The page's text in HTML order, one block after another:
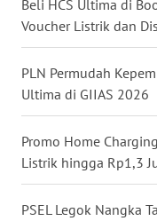
Beli HCS Ultima di
Voucher Listrik dan
PLN Permudah
Ultima di GIIAS 2026
Promo Home
Listrik hingga Rp1,3
PSEL Legok Nangka
WN
DAIRI
WN
DANAU
TOBA